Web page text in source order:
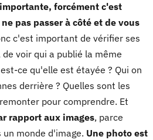
forcément c'est
pas passer à côté et de vous
c'est important de vérifier ses
voir qui a publié la même
ce qu'elle est étayée ? Qui on
derrière ? Quelles sont les
pour comprendre. Et
rapport aux images, parce
monde d'image. Une photo est